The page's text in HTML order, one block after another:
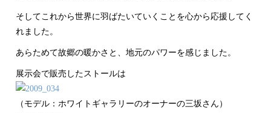
そしてこれから世界に羽ばたいていくことを心から応援してく
れました。
あらためて故郷の暖かさと、地元のパワーを感じました。
展示会で販売したストールは
（モデル：ホワイトギャラリーのオーナーの三坂さん）